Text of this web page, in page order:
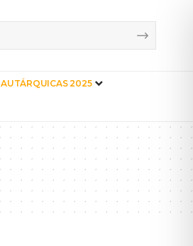
AUTÁRQUICAS 2025